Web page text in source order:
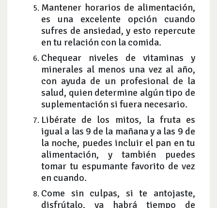
Mantener horarios de alimentación,
es una excelente opción cuando
sufres de ansiedad, y esto repercute
en tu relación con la comida.
Chequear niveles de vitaminas y
minerales al menos una vez al año,
con ayuda de un profesional de la
salud, quien determine algún tipo de
suplementación si fuera necesario.
Libérate de los mitos, la fruta es
igual a las 9 de la mañana y a las 9 de
la noche, puedes incluir el pan en tu
alimentación, y también puedes
tomar tu espumante favorito de vez
en cuando.
Come sin culpas, si te antojaste,
disfrútalo, ya habrá tiempo de